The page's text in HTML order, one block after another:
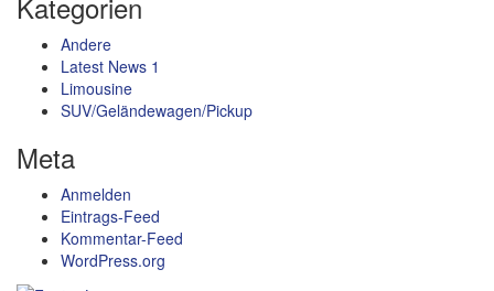
Andere
Latest News 1
Limousine
SUV/Geländewagen/Pickup
Meta
Anmelden
Eintrags-Feed
Kommentar-Feed
WordPress.org